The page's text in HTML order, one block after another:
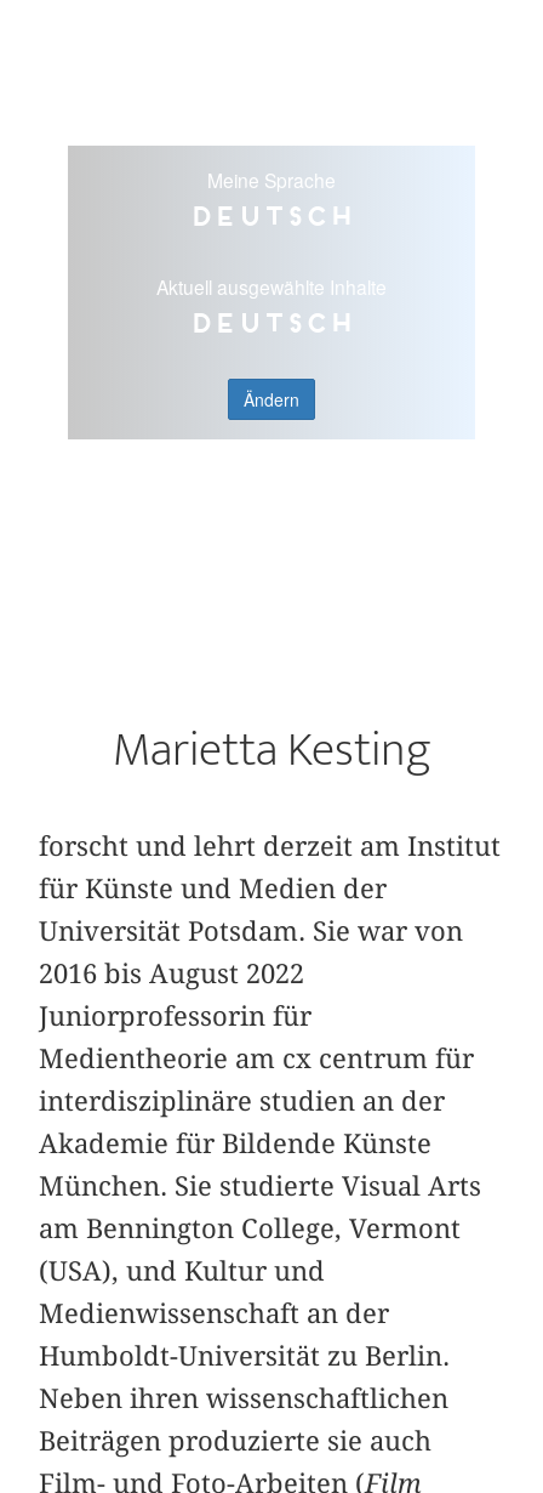
Meine Sprache
Deutsch
Aktuell ausgewählte Inhalte
Deutsch
Ändern
Marietta Kesting
forscht und lehrt derzeit am Institut
für Künste und Medien der
Universität Potsdam. Sie war von
2016 bis August 2022
Juniorprofessorin für
Medientheorie am cx centrum für
interdisziplinäre studien an der
Akademie für Bildende Künste
München. Sie studierte Visual Arts
am Bennington College, Vermont
(USA), und Kultur und
Medienwissenschaft an der
Humboldt-Universität zu Berlin.
Neben ihren wissenschaftlichen
Beiträgen produzierte sie auch
Film- und Foto-Arbeiten (Film